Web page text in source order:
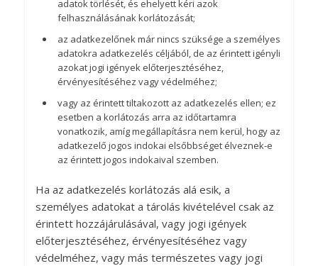
adatok törlését, és ehelyett kéri azok
felhasználásának korlátozását;
az adatkezelőnek már nincs szüksége a személyes
adatokra adatkezelés céljából, de az érintett igényli
azokat jogi igények előterjesztéséhez,
érvényesítéséhez vagy védelméhez;
vagy az érintett tiltakozott az adatkezelés ellen; ez
esetben a korlátozás arra az időtartamra
vonatkozik, amíg megállapításra nem kerül, hogy az
adatkezelő jogos indokai elsőbbséget élveznek-e
az érintett jogos indokaival szemben.
Ha az adatkezelés korlátozás alá esik, a
személyes adatokat a tárolás kivételével csak az
érintett hozzájárulásával, vagy jogi igények
előterjesztéséhez, érvényesítéséhez vagy
védelméhez, vagy más természetes vagy jogi